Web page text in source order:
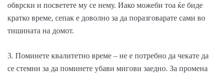
обврски и посветете му се нему. Иако можеби тоа ќе биде
кратко време, сепак е доволно за да поразговарате сами во
тишината на домот.
3. Поминете квалитетно време – не е потребно да чекате да
се стемни за да поминете убави мигови заедно. За промена